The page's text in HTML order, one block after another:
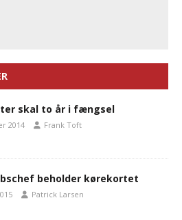
skal to år i fængsel
2014 Frank Toft
beholder kørekortet
Patrick Larsen